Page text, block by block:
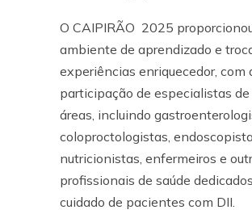
O CAIPIRÃO 2025
ambiente de aprendizado e
experiências enriquecedor, com
participação de especialistas
áreas, incluindo
coloproctologistas,
nutricionistas, enfermeiros e
profissionais de saúde
cuidado de pacientes com DII.